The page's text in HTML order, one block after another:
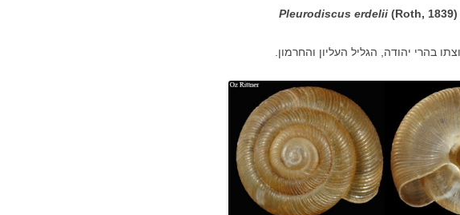
(
Pleurodiscus erdelii (Roth, 1839